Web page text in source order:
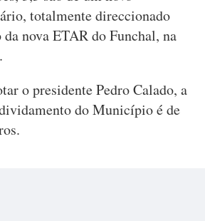
totalmente direccionado
da nova ETAR do Funchal, na
o presidente Pedro Calado, a
do Município é de